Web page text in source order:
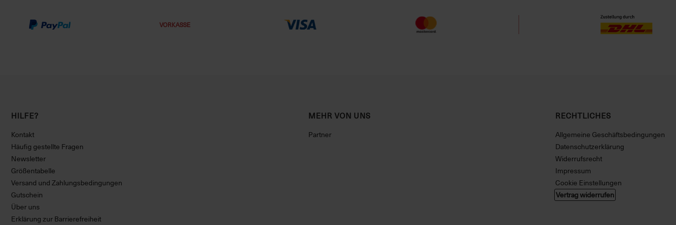
VORKASSE
HILFE?
Kontakt
Häufig gestellte Fragen
Newsletter
Größentabelle
Versand und Zahlungsbedingungen
Gutschein
Über uns
Erklärung zur Barrierefreiheit
MEHR VON UNS
Partner
RECHTLICHES
Allgemeine Geschäftsbedingungen
Datenschutzerklärung
Widerrufsrecht
Impressum
Cookie Einstellungen
Vertrag widerrufen